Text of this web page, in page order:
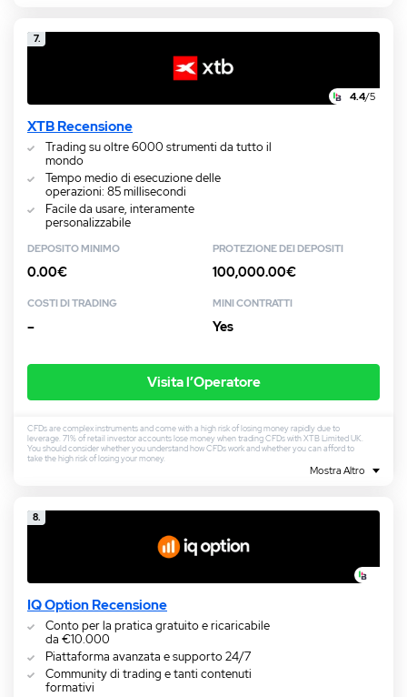
7.
4.4/5
XTB Recensione
Trading su oltre 6000 strumenti da tutto il
mondo
Tempo medio di esecuzione delle
operazioni: 85 millisecondi
Facile da usare, interamente
personalizzabile
DEPOSITO MINIMO
0.00€
PROTEZIONE DEI DEPOSITI
100,000.00€
COSTI DI TRADING
–
MINI CONTRATTI
Yes
Visita l’Operatore
CFDs are complex instruments and come with a high risk of losing money rapidly due to
leverage. 71% of retail investor accounts lose money when trading CFDs with XTB Limited UK.
You should consider whether you understand how CFDs work and whether you can afford to
take the high risk of losing your money.
Mostra Altro
8.
IQ Option Recensione
Conto per la pratica gratuito e ricaricabile
da €10.000
Piattaforma avanzata e supporto 24/7
Community di trading e tanti contenuti
formativi